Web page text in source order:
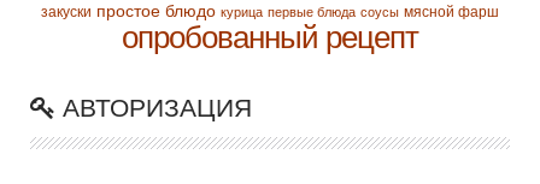
закуски простое блюдо курица первые блюда соусы мясной фарш
опробованный рецепт
АВТОРИЗАЦИЯ